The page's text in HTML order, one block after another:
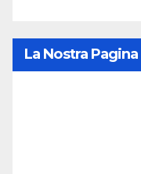
La Nostra